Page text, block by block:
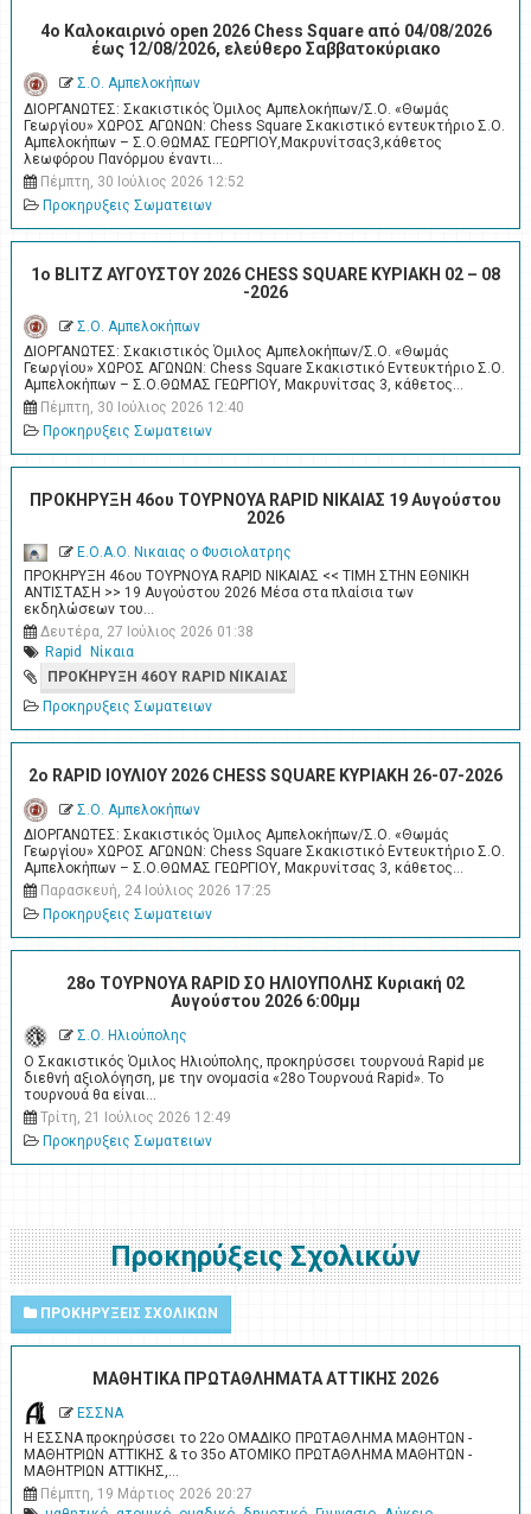
4o Καλοκαιρινό open 2026 Chess Square από 04/08/2026
έως 12/08/2026, ελεύθερο Σαββατοκύριακο
Σ.Ο. Αμπελοκήπων
ΔΙΟΡΓΑΝΩΤΕΣ: Σκακιστικός Όμιλος Αμπελοκήπων/Σ.Ο. «Θωμάς
Γεωργίου» ΧΩΡΟΣ ΑΓΩΝΩΝ: Chess Square Σκακιστικό εντευκτήριο Σ.Ο.
Αμπελοκήπων – Σ.Ο.ΘΩΜΑΣ ΓΕΩΡΓΙΟΥ,Μακρυνίτσας3,κάθετος
λεωφόρου Πανόρμου έναντι…
Πέμπτη, 30 Ιούλιος 2026 12:52
Προκηρυξεις Σωματειων
1ο BLITZ ΑΥΓΟΥΣΤΟΥ 2026 CHESS SQUARE ΚΥΡΙΑΚΗ 02 – 08
-2026
Σ.Ο. Αμπελοκήπων
ΔΙΟΡΓΑΝΩΤΕΣ: Σκακιστικός Όμιλος Αμπελοκήπων/Σ.Ο. «Θωμάς
Γεωργίου» ΧΩΡΟΣ ΑΓΩΝΩΝ: Chess Square Σκακιστικό Εντευκτήριο Σ.Ο.
Αμπελοκήπων – Σ.Ο.ΘΩΜΑΣ ΓΕΩΡΓΙΟΥ, Μακρυνίτσας 3, κάθετος…
Πέμπτη, 30 Ιούλιος 2026 12:40
Προκηρυξεις Σωματειων
ΠΡΟΚΗΡΥΞΗ 46ου ΤΟΥΡΝΟΥΑ RAPID ΝΙΚΑΙΑΣ 19 Αυγούστου
2026
Ε.Ο.Α.Ο. Νικαιας ο Φυσιολατρης
ΠΡΟΚΗΡΥΞΗ 46ου ΤΟΥΡΝΟΥΑ RAPID ΝΙΚΑΙΑΣ << ΤΙΜΗ ΣΤΗΝ ΕΘΝΙΚΗ
ΑΝΤΙΣΤΑΣΗ >> 19 Αυγούστου 2026 Μέσα στα πλαίσια των
εκδηλώσεων του…
Δευτέρα, 27 Ιούλιος 2026 01:38
Rapid
Νίκαια
ΠΡΟΚΉΡΥΞΗ 46ΟΥ RAPID ΝΊΚΑΙΑΣ
Προκηρυξεις Σωματειων
2o RAPID ΙΟΥΛΙΟΥ 2026 CHESS SQUARE ΚΥΡΙΑΚΗ 26-07-2026
Σ.Ο. Αμπελοκήπων
ΔΙΟΡΓΑΝΩΤΕΣ: Σκακιστικός Όμιλος Αμπελοκήπων/Σ.Ο. «Θωμάς
Γεωργίου» ΧΩΡΟΣ ΑΓΩΝΩΝ: Chess Square Σκακιστικό Εντευκτήριο Σ.Ο.
Αμπελοκήπων – Σ.Ο.ΘΩΜΑΣ ΓΕΩΡΓΙΟΥ, Μακρυνίτσας 3, κάθετος…
Παρασκευή, 24 Ιούλιος 2026 17:25
Προκηρυξεις Σωματειων
28ο ΤΟΥΡΝΟΥΑ RAPID ΣΟ ΗΛΙΟΥΠΟΛΗΣ Κυριακή 02
Αυγούστου 2026 6:00μμ
Σ.Ο. Ηλιούπολης
Ο Σκακιστικός Όμιλος Ηλιούπολης, προκηρύσσει τουρνουά Rapid με
διεθνή αξιολόγηση, με την ονομασία «28ο Tουρνουά Rapid». Το
τουρνουά θα είναι…
Τρίτη, 21 Ιούλιος 2026 12:49
Προκηρυξεις Σωματειων
Προκηρύξεις Σχολικών
ΠΡΟΚΗΡΥΞΕΙΣ ΣΧΟΛΙΚΩΝ
ΜΑΘΗΤΙΚΑ ΠΡΩΤΑΘΛΗΜΑΤΑ ΑΤΤΙΚΗΣ 2026
ΕΣΣΝΑ
Η ΕΣΣΝΑ προκηρύσσει το 22ο ΟΜΑΔΙΚΟ ΠΡΩΤΑΘΛΗΜΑ ΜΑΘΗΤΩΝ -
ΜΑΘΗΤΡΙΩΝ ΑΤΤΙΚΗΣ & το 35ο ΑΤΟΜΙΚΟ ΠΡΩΤΑΘΛΗΜΑ ΜΑΘΗΤΩΝ -
ΜΑΘΗΤΡΙΩΝ ΑΤΤΙΚΗΣ,…
Πέμπτη, 19 Μάρτιος 2026 20:27